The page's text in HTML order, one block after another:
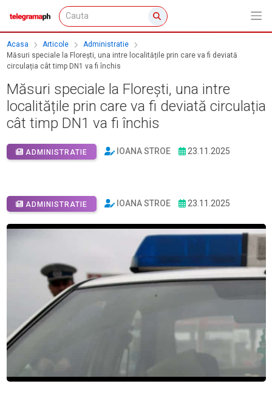
Acasa Articole
Administratie
Măsuri speciale la Florești, una intre localitățile prin care va fi deviată
circulația cât timp DN1 va fi închis
Măsuri speciale la Florești, una intre
localitățile prin care va fi deviată circulația
cât timp DN1 va fi închis
ADMINISTRATIE IOANA STROE 23.11.2025
ADMINISTRATIE IOANA STROE 23.11.2025